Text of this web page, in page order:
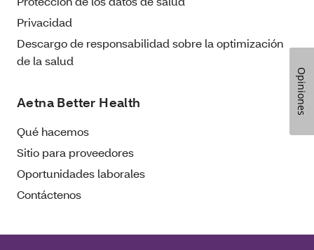
Privacidad
Descargo de responsabilidad sobre la optimización
de la salud
Aetna Better Health
Qué hacemos
Sitio para proveedores
Oportunidades laborales
Contáctenos
Opiniones